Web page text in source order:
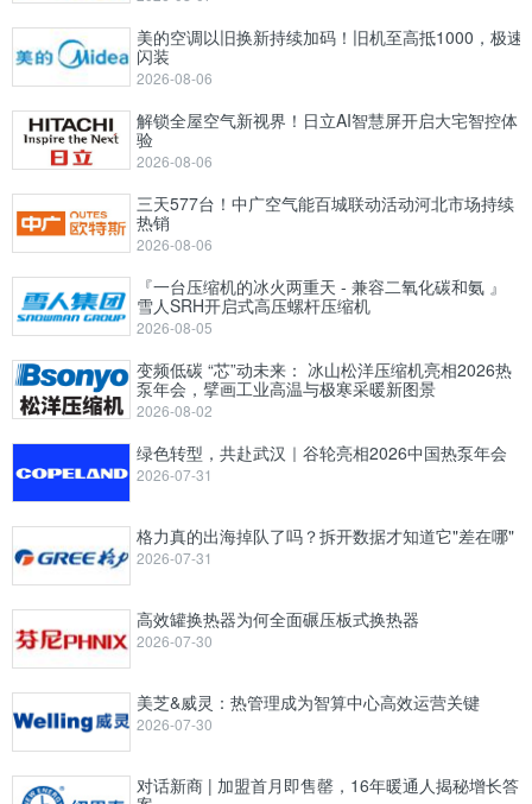
美的空调以旧换新持续加码！旧机至高抵1000，极速
闪装
2026-08-06
解锁全屋空气新视界！日立AI智慧屏开启大宅智控体
验
2026-08-06
三天577台！中广空气能百城联动活动河北市场持续
热销
2026-08-06
『一台压缩机的冰火两重天 - 兼容二氧化碳和氨 』
雪人SRH开启式高压螺杆压缩机
2026-08-05
变频低碳 “芯”动未来： 冰山松洋压缩机亮相2026热
泵年会，擘画工业高温与极寒采暖新图景
2026-08-02
绿色转型，共赴武汉｜谷轮亮相2026中国热泵年会
2026-07-31
格力真的出海掉队了吗？拆开数据才知道它"差在哪"
2026-07-31
高效罐换热器为何全面碾压板式换热器
2026-07-30
美芝&威灵：热管理成为智算中心高效运营关键
2026-07-30
对话新商 | 加盟首月即售罄，16年暖通人揭秘增长答